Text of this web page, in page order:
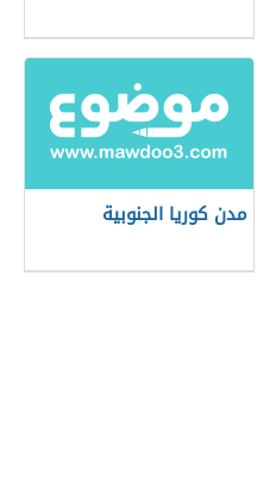
مدن كوريا الجنوبية